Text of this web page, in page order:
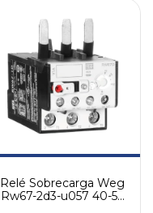
Relé Sobrecarga Weg
Rw67-2d3-u057 40-57